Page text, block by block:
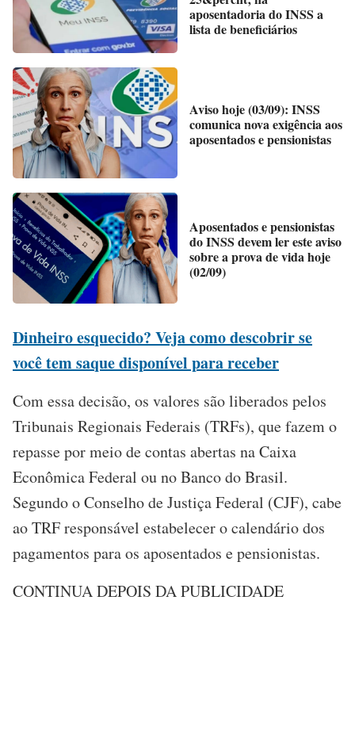
aposentadoria do INSS a
lista de beneficiários
Aviso hoje (03/09): INSS
comunica nova exigência aos
aposentados e pensionistas
Aposentados e pensionistas
do INSS devem ler este aviso
sobre a prova de vida hoje
(02/09)
Dinheiro esquecido? Veja como descobrir se
você tem saque disponível para receber
Com essa decisão, os valores são liberados pelos
Tribunais Regionais Federais (TRFs), que fazem o
repasse por meio de contas abertas na Caixa
Econômica Federal ou no Banco do Brasil.
Segundo o Conselho de Justiça Federal (CJF), cabe
ao TRF responsável estabelecer o calendário dos
pagamentos para os aposentados e pensionistas.
CONTINUA DEPOIS DA PUBLICIDADE